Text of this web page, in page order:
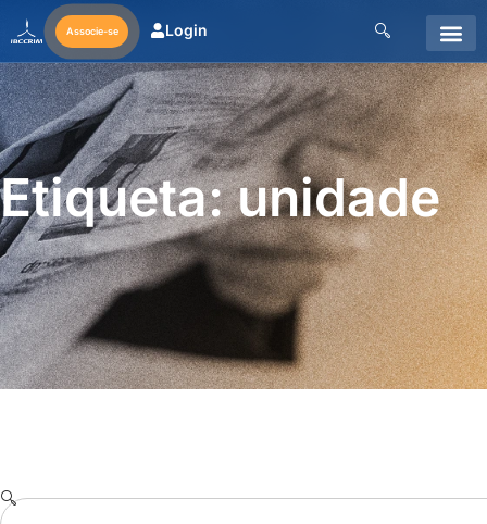
Associe-se Login
Etiqueta: unidade